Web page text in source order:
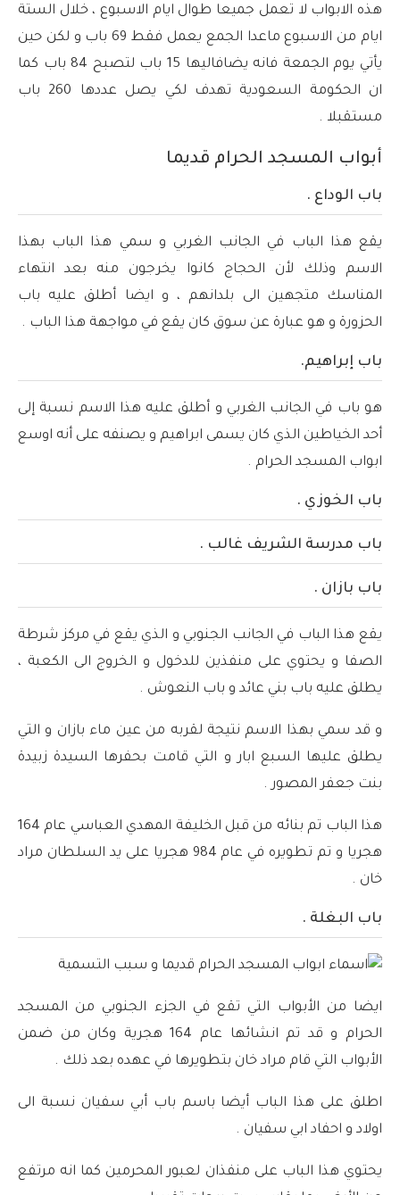
هذه الابواب لا تعمل جميعا طوال ايام الاسبوع ، خلال الستة
ايام من الاسبوع ماعدا الجمع يعمل فقط 69 باب و لكن حين
يأتي يوم الجمعة فانه يضافاليها 15 باب لتصبح 84 باب كما
ان الحكومة السعودية تهدف لكي يصل عددها 260 باب
مستقبلا .
أبواب المسجد الحرام قديما
باب الوداع .
يقع هذا الباب في الجانب الغربي و سمي هذا الباب بهذا
الاسم وذلك لأن الحجاج كانوا يخرجون منه بعد انتهاء
المناسك متجهين الى بلدانهم ، و ايضا أطلق عليه باب
الحزورة و هو عبارة عن سوق كان يقع في مواجهة هذا الباب .
باب إبراهيم.
هو باب في الجانب الغربي و أطلق عليه هذا الاسم نسبة إلى
أحد الخياطين الذي كان يسمى ابراهيم و يصنفه على أنه اوسع
ابواب المسجد الحرام .
باب الخوزي .
باب مدرسة الشريف غالب .
باب بازان .
يقع هذا الباب في الجانب الجنوبي و الذي يقع في مركز شرطة
الصفا و يحتوي على منفذين للدخول و الخروج الى الكعبة ،
يطلق عليه باب بني عائد و باب النعوش .
و قد سمي بهذا الاسم نتيجة لقربه من عين ماء بازان و التي
يطلق عليها السبع ابار و التي قامت بحفرها السيدة زبيدة
بنت جعفر المصور .
هذا الباب تم بنائه من قبل الخليفة المهدي العباسي عام 164
هجريا و تم تطويره في عام 984 هجريا على يد السلطان مراد
خان .
باب البغلة .
ايضا من الأبواب التي تقع في الجزء الجنوبي من المسجد
الحرام و قد تم انشائها عام 164 هجرية وكان من ضمن
الأبواب التي قام مراد خان بتطويرها في عهده بعد ذلك .
اطلق على هذا الباب أيضا باسم باب أبي سفيان نسبة الى
اولاد و احفاد ابي سفيان .
يحتوي هذا الباب على منفذان لعبور المحرمين كما انه مرتفع